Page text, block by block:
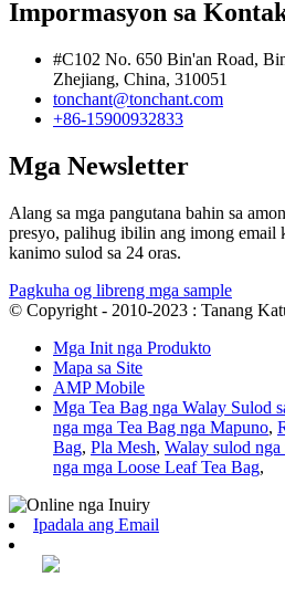
Impormasyon sa
#C102 No. 650 Bin'an Road,
Zhejiang, China, 310051
tonchant@tonchant.com
+86-15900932833
Mga Newsletter
Alang sa mga pangutana bahin sa
presyo, palihug ibilin ang imong email
kanimo sulod sa 24 oras.
Pagkuha og libreng mga sample
© Copyright - 2010-2023 : Tanang
Mga Init nga Produkto
Mapa sa Site
AMP Mobile
Mga Tea Bag nga Walay Sulod
nga mga Tea Bag nga Mapuno,
Bag, Pla Mesh, Walay sulod nga
nga mga Loose Leaf Tea Bag,
Ipadala ang Email